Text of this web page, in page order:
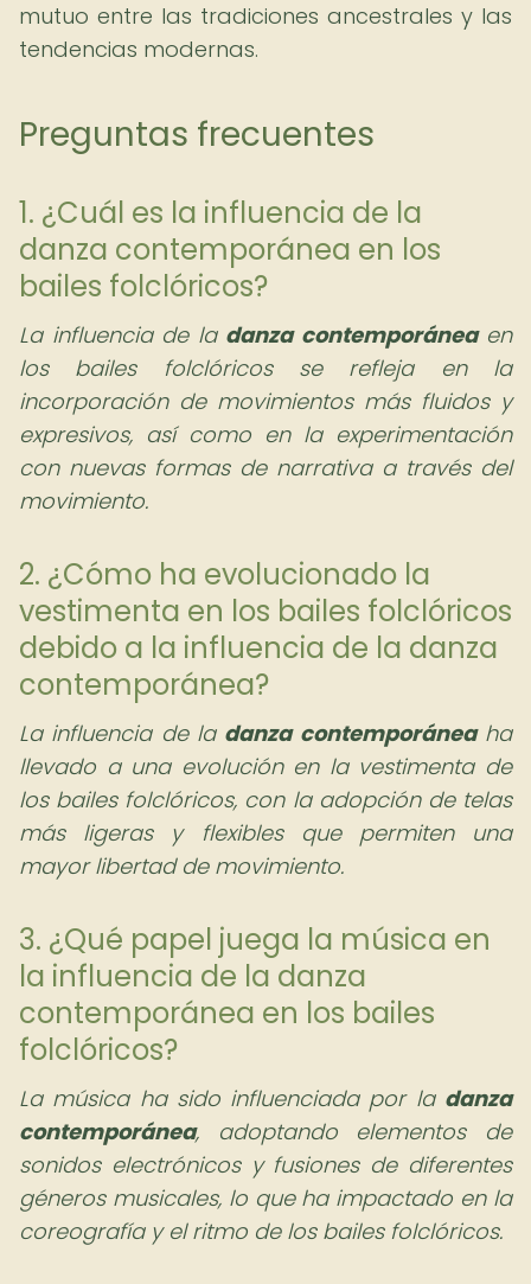
mutuo entre las tradiciones ancestrales y las
tendencias modernas.
Preguntas frecuentes
1. ¿Cuál es la influencia de la
danza contemporánea en los
bailes folclóricos?
La influencia de la danza contemporáneaen
los bailes folclóricos se refleja en la
incorporación de movimientos más fluidos y
expresivos, así como en la experimentación
con nuevas formas de narrativa a través del
movimiento.
2. ¿Cómo ha evolucionado la
vestimenta en los bailes folclóricos
debido a la influencia de la danza
contemporánea?
La influencia de la danza contemporáneaha
llevado a una evolución en la vestimenta de
los bailes folclóricos, con la adopción de telas
más ligeras y flexibles que permiten una
mayor libertad de movimiento.
3. ¿Qué papel juega la música en
la influencia de la danza
contemporánea en los bailes
folclóricos?
La música ha sido influenciada por la danza
contemporánea, adoptando elementos de
sonidos electrónicos y fusiones de diferentes
géneros musicales, lo que ha impactado en la
coreografía y el ritmo de los bailes folclóricos.